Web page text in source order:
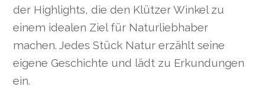
der Highlights, die den Klützer Winkel zu
einem idealen Ziel für Naturliebhaber
machen. Jedes Stück Natur erzählt seine
eigene Geschichte und lädt zu Erkundungen
ein.